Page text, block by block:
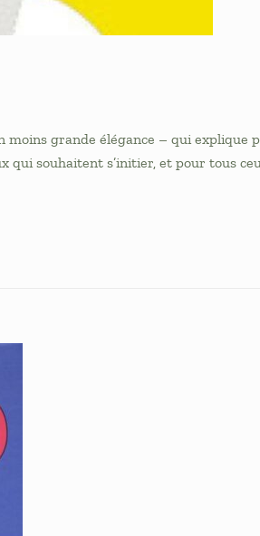
moins grande élégance – qui explique
souhaitent s’initier, et pour tous